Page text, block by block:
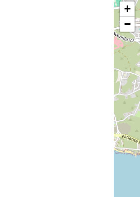
+
−